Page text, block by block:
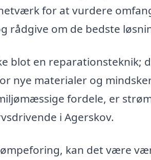
for at vurdere
rådgive om de bedste
blot en reparationsteknik;
nye materialer og
fordele, er
i Agerskov.
kan det være